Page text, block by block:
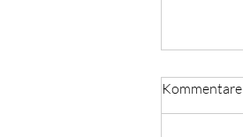
Kommentare